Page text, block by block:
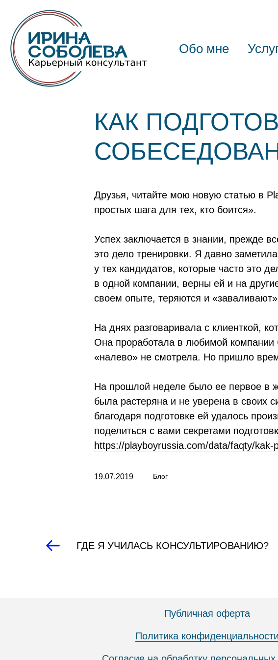
Обо мне
КАК
Друзья, читайте мою новую статью в
простых шага для тех, кто боится».
Успех заключается в знании, прежде
это дело тренировки. Я давно
у тех кандидатов, которые часто это
в одной компании, верны ей и на
своем опыте, теряются и
На днях разговаривала с клиенткой,
Она проработала в любимой компании
«налево» не смотрела. Но пришло
На прошлой неделе было ее первое в
была растеряна и не уверена в своих
благодаря подготовке ей удалось
поделиться с вами секретами
https://playboyrussia.com/data/faqty/kak-
19.07.2019 Блог
ГДЕ Я УЧИЛАСЬ КОНСУЛЬТИРОВАНИЮ?
Публичная оферта
Политика конфиденциальности